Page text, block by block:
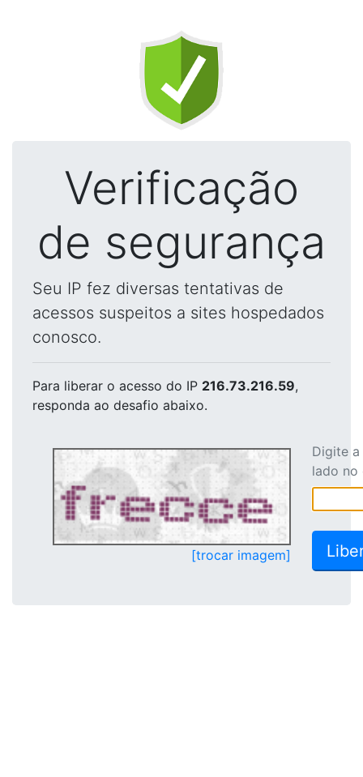
Verificação
de segurança
Seu IP fez diversas tentativas de
acessos suspeitos a sites hospedados
conosco.
Para liberar o acesso do IP 216.73.216.59,
responda ao desafio abaixo.
[trocar imagem]
Digite
lado no